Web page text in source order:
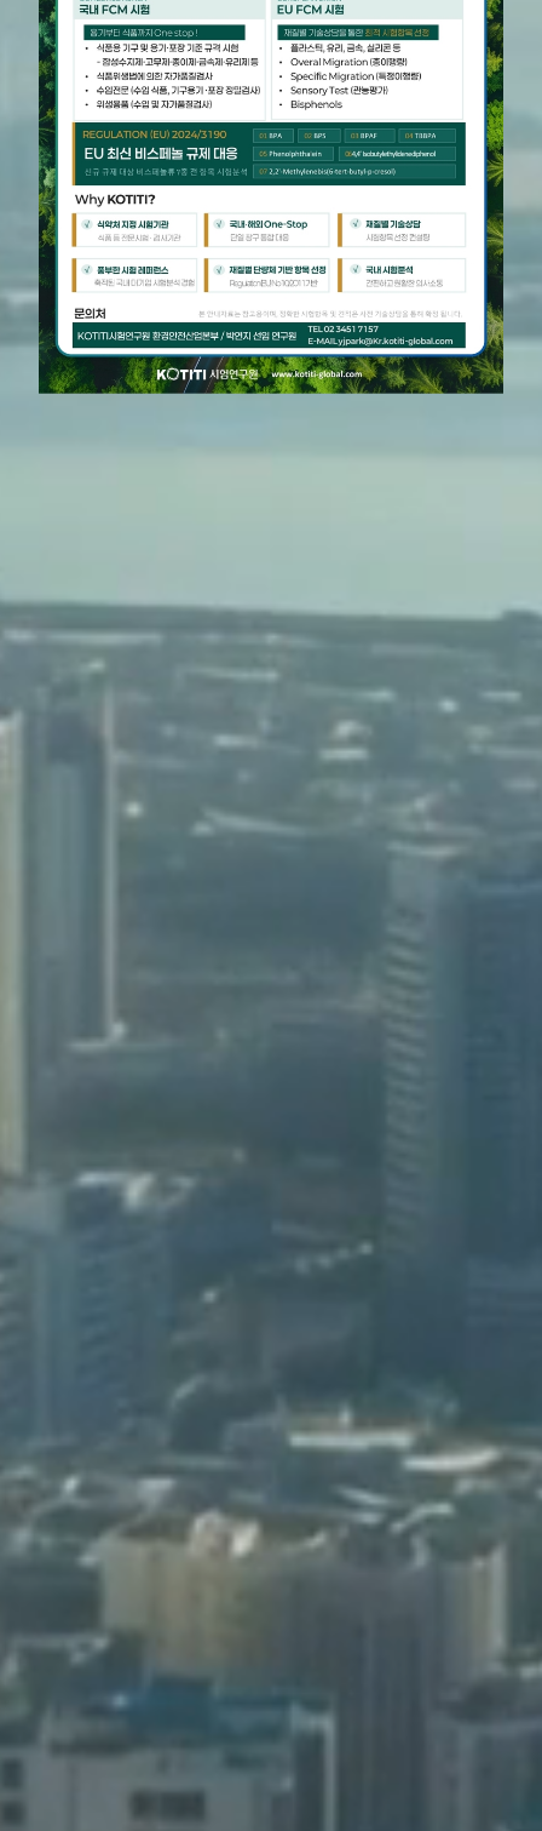
Best Way to find
solution, KOTITI
차별화된 기술력과 혁신적인 연구개발로
믿음과 가치를 만드는 글로벌 종합시험연구기관